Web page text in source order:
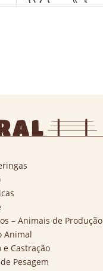
– Animais de Produção
Animal
Castração
Pesagem